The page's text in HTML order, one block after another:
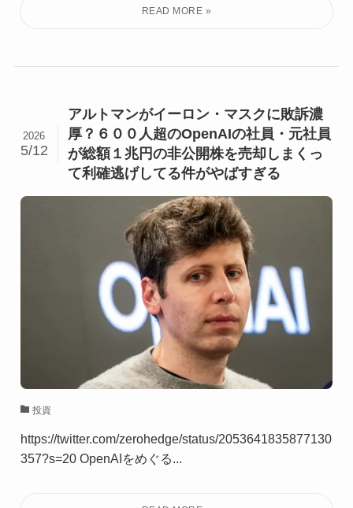
アルトマンがイーロン・マスクに敗訴濃
厚？６００人超のOpenAIの社員・元社員
が総額１兆円の非公開株を売却しまくっ
て利確逃げしてる件がやばすぎる
2026
5/12
投資
https://twitter.com/zerohedge/status/2053641835877130
357?s=20 OpenAIをめぐる...